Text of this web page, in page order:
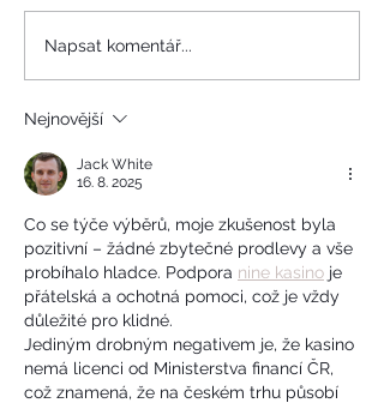
Napsat komentář...
Nejnovější
Jack White
16. 8. 2025
Co se týče výběrů, moje zkušenost byla
pozitivní – žádné zbytečné prodlevy a vše
probíhalo hladce. Podpora nine kasino je
přátelská a ochotná pomoci, což je vždy
důležité pro klidné.
Jediným drobným negativem je, že kasino
nemá licenci od Ministerstva financí ČR,
což znamená, že na českém trhu působí